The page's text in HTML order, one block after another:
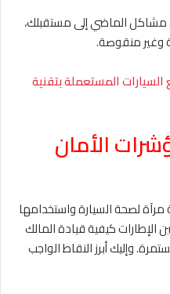
مشاكل الماضي إلى مستقبلك،
وغير منقوصة.
المستعملة بتقنية
الأمان
مرآة لصحة السيارة واستخدامها
الإطارات كيفية قيادة المالك
وإليك أبرز النقاط الواجب